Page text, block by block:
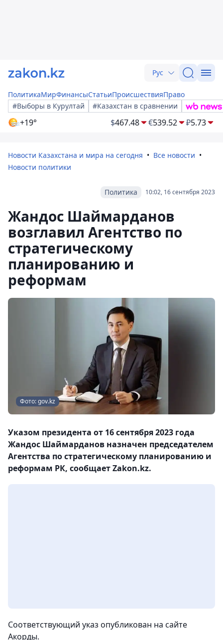
Рус
ПолитикаМирФинансыСтатьиПроисшествияПраво
#Выборы в Курултай
#Казахстан в сравнении
+19° $467.48 €539.52 ₽5.73
Новости Казахстана и мира на сегодня
Все новости
Новости политики
10:02, 16 сентября 2023
Политика
Жандос Шаймарданов
возглавил Агентство по
стратегическому
планированию и
реформам
Фото: gov.kz
Указом президента от 16 сентября 2023 года
Жандос Шаймарданов назначен председателем
Агентства по стратегическому планированию и
реформам РК, сообщает Zakon.kz.
Соответствующий указ опубликован на сайте
Акорды.